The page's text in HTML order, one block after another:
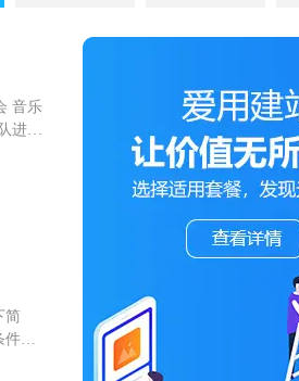
音乐
进行
简
件的